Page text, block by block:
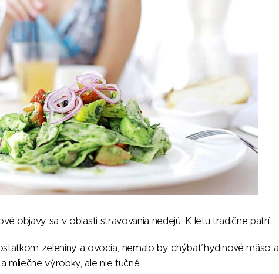
objavy sa v oblasti stravovania nedejú. K letu tradične patrí...
zeleniny a ovocia, nemalo by chýbať hydinové mäso a
mliečne výrobky, ale nie tučné